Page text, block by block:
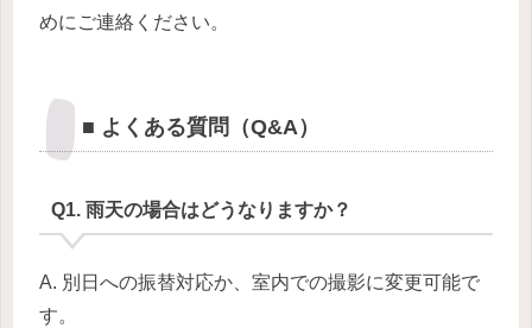
めにご連絡ください。
■ よくある質問（Q&A）
Q1. 雨天の場合はどうなりますか？
A. 別日への振替対応か、室内での撮影に変更可能で
す。